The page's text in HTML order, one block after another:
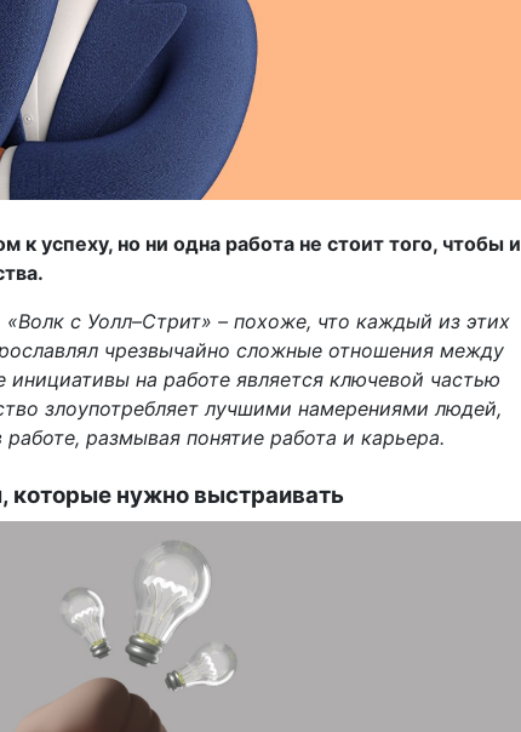
к успеху, но ни одна работа не стоит того, чтобы
с Уолл–Стрит» – похоже, что каждый из этих
чрезвычайно сложные отношения между
на работе является ключевой частью
злоупотребляет лучшими намерениями людей,
размывая понятие работа и карьера.
которые нужно выстраивать